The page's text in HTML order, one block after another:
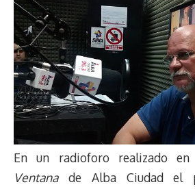
En un radioforo realizado
Ventanade Alba Ciudad el